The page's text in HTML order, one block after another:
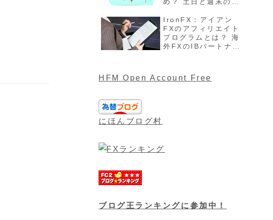
め？ 土日と週末の過
版を解説
IronFX：アイアン
FXのアフィリエイト
プログラムとは？ 海
外FXのIBパートナー
HFM Open Account Free
にほんブログ村
ブログ王ランキングに参加中！